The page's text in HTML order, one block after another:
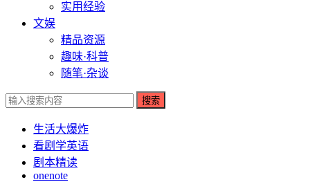
实用经验
文娱
精品资源
趣味·科普
随笔·杂谈
搜索
生活大爆炸
看剧学英语
剧本精读
onenote